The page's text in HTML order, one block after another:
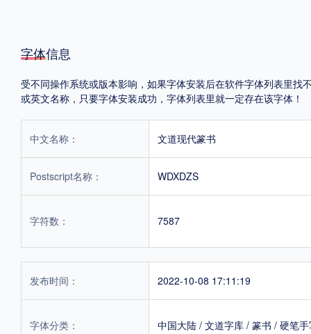
地区
中国大陆 中国港澳台 更多
字体信息
受不同操作系统或版本影响，如果字体安装后在软件字体列表里
或英文名称，只要字体安装成功，字体列表里就一定存在该字体！
中文名称： 文道现代篆书
Postscript名称： WDXDZS
字符数： 7587
发布时间： 2022-10-08 17:11:19
字体分类： 中国大陆 / 文道字库 / 篆书 / 硬笔